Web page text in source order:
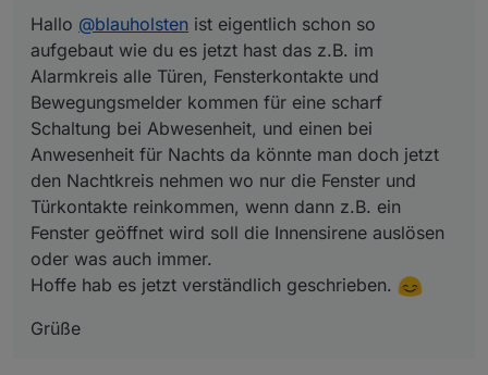
Türkontakte reinkommen, wenn dann z.B. ein
Fenster geöffnet wird soll die Innensirene auslösen
oder was auch immer.
Hoffe hab es jetzt verständlich geschrieben.
Hallo @blauholsten ist eigentlich schon so
aufgebaut wie du es jetzt hast das z.B. im
Alarmkreis alle Türen, Fensterkontakte und
Bewegungsmelder kommen für eine scharf
Schaltung bei Abwesenheit, und einen bei
Anwesenheit für Nachts da könnte man doch jetzt
den Nachtkreis nehmen wo nur die Fenster und
Türkontakte reinkommen, wenn dann z.B. ein
Fenster geöffnet wird soll die Innensirene auslösen
oder was auch immer.
Hoffe hab es jetzt verständlich geschrieben.
Grüße